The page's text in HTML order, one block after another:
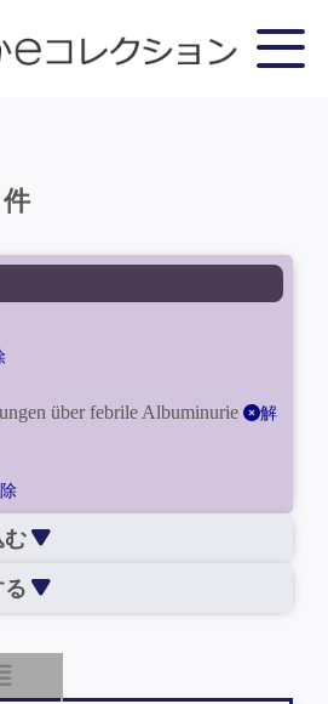
über febrile Albuminurie
解
む